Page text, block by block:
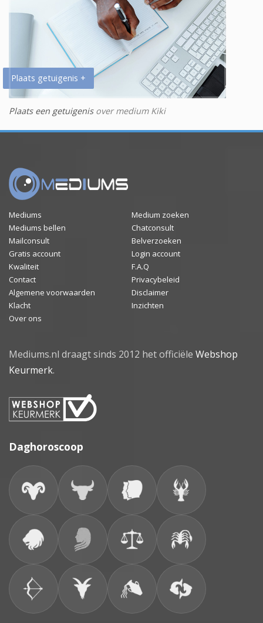
Plaats getuigenis +
Plaats een getuigenisover medium Kiki
Mediums
Medium zoeken
Mediums bellen
Chatconsult
Mailconsult
Belverzoeken
Gratis account
Login account
Kwaliteit
F.A.Q
Contact
Privacybeleid
Algemene voorwaarden
Disclaimer
Klacht
Inzichten
Over ons
Mediums.nl draagt sinds 2012 het officiële Webshop
Keurmerk.
Daghoroscoop